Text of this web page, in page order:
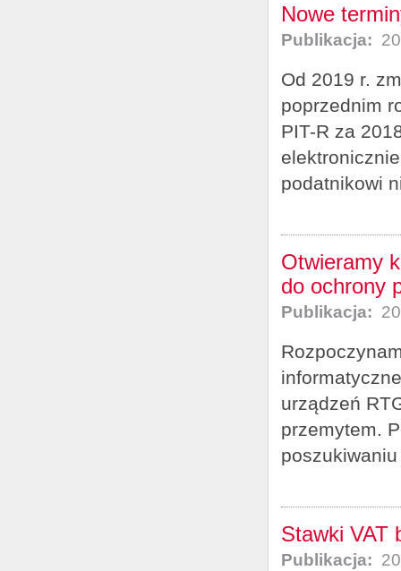
Nowe
Publikacja:
Od 2019 r.
poprzednim
PIT-R za
podatnikowi
Otwieramy
do ochrony
Publikacja:
urządzeń
przemytem.
Stawki VAT
Publikacja: